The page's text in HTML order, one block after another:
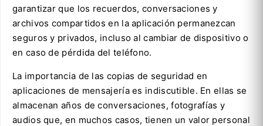
garantizar que los recuerdos, conversaciones y
archivos compartidos en la aplicación permanezcan
seguros y privados, incluso al cambiar de dispositivo o
en caso de pérdida del teléfono.
La importancia de las copias de seguridad en
aplicaciones de mensajería es indiscutible. En ellas se
almacenan años de conversaciones, fotografías y
audios que, en muchos casos, tienen un valor personal